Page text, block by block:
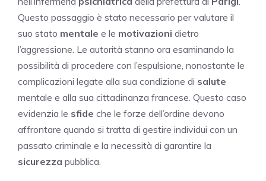
Questo passaggio è stato necessario per valutare il
suo stato mentale e le motivazioni dietro
l’aggressione. Le autorità stanno ora esaminando la
possibilità di procedere con l’espulsione, nonostante le
complicazioni legate alla sua condizione di salute
mentale e alla sua cittadinanza francese. Questo caso
evidenzia le sfide che le forze dell’ordine devono
affrontare quando si tratta di gestire individui con un
passato criminale e la necessità di garantire la
sicurezza pubblica.